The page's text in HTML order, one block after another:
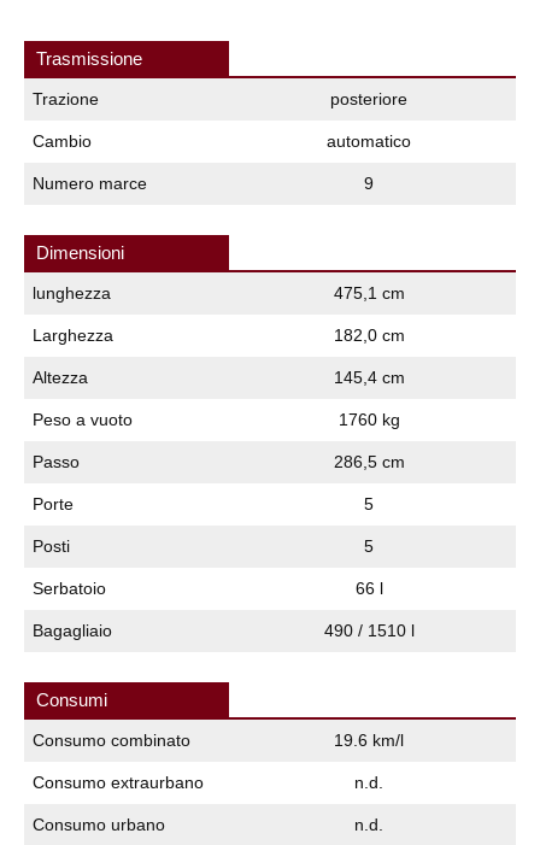
Trasmissione
Trazione posteriore
Cambio automatico
Numero marce 9
Dimensioni
lunghezza 475,1 cm
Larghezza 182,0 cm
Altezza 145,4 cm
Peso a vuoto 1760 kg
Passo 286,5 cm
Porte 5
Posti 5
Serbatoio 66 l
Bagagliaio 490 / 1510 l
Consumi
Consumo combinato 19.6 km/l
Consumo extraurbano n.d.
Consumo urbano n.d.